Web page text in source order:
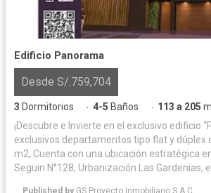
Edificio Panorama
Desde S/.759,704
3 Dormitorios · 4-5 Baños · 113 a 205
¡Descubre e Invierte en el exclusivo edificio
exclusivos departamentos tipo flat y dúplex
m2, Cuenta con una ubicación estratégica
Seguin N°128, Urbanización Las Gardenias,